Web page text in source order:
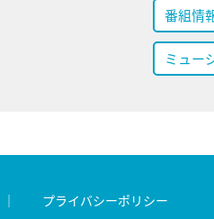
番組情
ミュー
プライバシーポリシー